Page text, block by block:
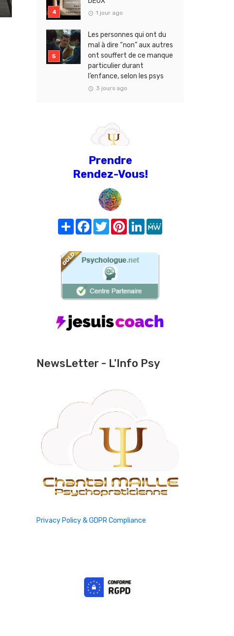
1 jour ago
Les personnes qui ont du
mal à dire “non” aux autres
ont souffert de ce manque
particulier durant
l’enfance, selon les psys
3 jours ago
Prendre
Rendez-Vous!
Share FacebookTwitterPinterest
LinkedIn
NewsLetter - L'Info Psy
Privacy Policy & GDPR Compliance